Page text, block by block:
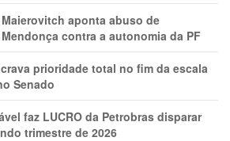
aponta abuso de
contra a autonomia da PF
prioridade total no fim da escala
Senado
faz LUCRO da Petrobras disparar
trimestre de 2026